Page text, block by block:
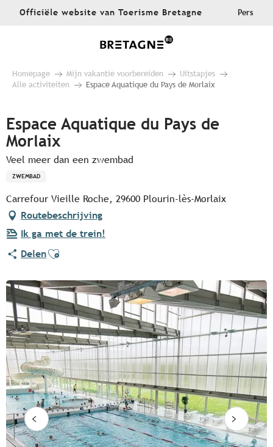
AllerOfficiële website van Toerisme Bretagne Pers
Homepage Mijn vakantie voorbereiden
Uitstapjes
Alle activiteiten
Espace Aquatique du Pays de Morlaix
Espace Aquatique du Pays de
Morlaix
Veel meer dan een zwembad
ZWEMBAD
Carrefour Vieille Roche, 29600 Plourin-lès-Morlaix
Routebeschrijving
Ik ga met de trein!
DelenAjouter aux favoris